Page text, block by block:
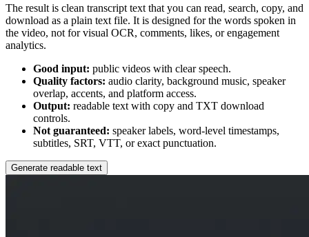
The result is clean transcript text that you can read, search, copy, and
download as a plain text file. It is designed for the words spoken in
the video, not for visual OCR, comments, likes, or engagement
analytics.
Good input: public videos with clear speech.
Quality factors: audio clarity, background music, speaker
overlap, accents, and platform access.
Output: readable text with copy and TXT download
controls.
Not guaranteed: speaker labels, word-level timestamps,
subtitles, SRT, VTT, or exact punctuation.
Generate readable text